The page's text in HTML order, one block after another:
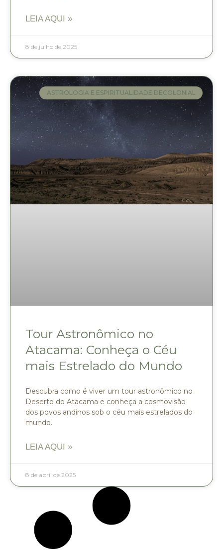
LEIA AQUI »
8 de julho de 2025
ASTROLOGIA E ESPIRITUALIDADE DECOLONIAL
Tour Astronômico no
Atacama: Conheça o Céu
mais Estrelado do Mundo
Descubra como é viver um tour astronômico no
Deserto do Atacama e conheça a cosmovisão
dos povos andinos sob o céu mais estrelados do
mundo.
LEIA AQUI »
8 de abril de 2025